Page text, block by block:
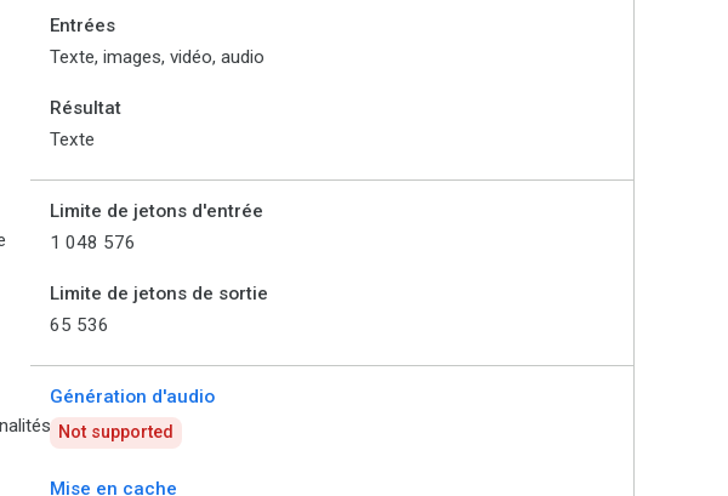
Entrées
Texte, images, vidéo, audio
Résultat
Texte
Limite de jetons d'entrée
1 048 576
Limite de jetons de sortie
65 536
Génération d'audio
Not supported
Mise en cache